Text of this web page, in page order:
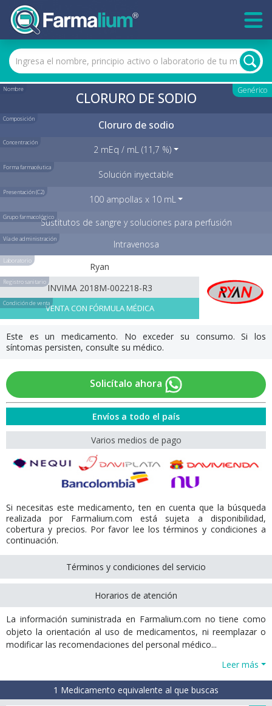
Nombre Genérico
CLORURO DE SODIO
Composición Cloruro de sodio
Concentración
2 mEq / mL (11,7 %)
Forma farmacéutica
Solución inyectable
Presentación (C2)
100 ampollas x 10 mL
Grupo farmacológicoSustitutos de sangre y soluciones para perfusión
Vía de administración Intravenosa
Laboratorio
Ryan
Registro sanitario
INVIMA 2018M-002218-R3
Condición de ventaVENTA CON FÓRMULA MÉDICA
Este es un medicamento. No exceder su consumo. Si los
síntomas persisten, consulte su médico.
Solicítalo ahora
Envíos a todo el país
Varios medios de pago
Si necesitas este medicamento, ten en cuenta que la búsqueda
realizada por Farmalium.com está sujeta a disponibilidad,
cobertura y precios. Por favor lee los términos y condiciones a
continuación.
Términos y condiciones del servicio
Horarios de atención
La información suministrada en Farmalium.com no tiene como
objeto la orientación al uso de medicamentos, ni reemplazar o
modificar las recomendaciones del personal médico...
Leer más
1 Medicamento equivalente al que buscas